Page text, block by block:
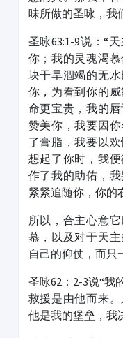
味所做的圣咏，我
圣咏63:1-9说：“
你；我的灵魂渴
块干旱涸竭的无
你，为看到你的
命更宝贵，我的
赞美你，我要因
了膏脂，我要以
想起了你时，我
作了我的助佑，
紧紧追随你，你的
所以，合主心意
慕，以及对于天
自己的仰仗，而只
圣咏62：2-3说“我
救援是由他而来
他是我的堡垒，我